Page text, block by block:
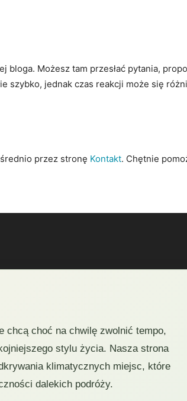
Możesz tam przesłać pytania,
szybko, jednak czas reakcji może się
przez stronę Kontakt. Chętnie
chcą choć na chwilę zwolnić tempo,
stylu życia. Nasza strona
klimatycznych miejsc, które
dalekich podróży.